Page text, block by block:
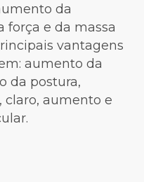
da
força e da massa
vantagens
aumento da
da postura,
claro, aumento e